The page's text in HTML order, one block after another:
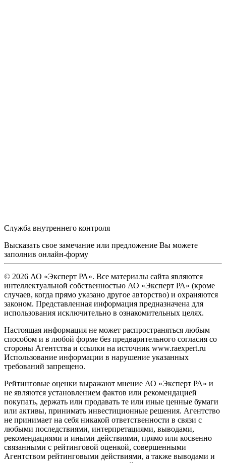
Служба внутреннего контроля
Высказать свое замечание или предложение Вы можете
заполнив онлайн-форму
© 2026 АО «Эксперт РА». Все материалы сайта являются
интеллектуальной собственностью АО «Эксперт РА» (кроме
случаев, когда прямо указано другое авторство) и охраняются
законом. Представленная информация предназначена для
использования исключительно в ознакомительных целях.
Настоящая информация не может распространяться любым
способом и в любой форме без предварительного согласия со
стороны Агентства и ссылки на источник www.raexpert.ru
Использование информации в нарушение указанных
требований запрещено.
Рейтинговые оценки выражают мнение АО «Эксперт РА» и
не являются установлением фактов или рекомендацией
покупать, держать или продавать те или иные ценные бумаги
или активы, принимать инвестиционные решения. Агентство
не принимает на себя никакой ответственности в связи с
любыми последствиями, интерпретациями, выводами,
рекомендациями и иными действиями, прямо или косвенно
связанными с рейтинговой оценкой, совершенными
Агентством рейтинговыми действиями, а также выводами и